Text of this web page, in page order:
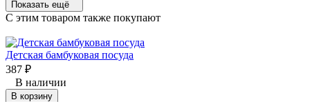
Показать ещё
C этим товаром также покупают
Детская бамбуковая посуда
387 ₽
В наличии
В корзину